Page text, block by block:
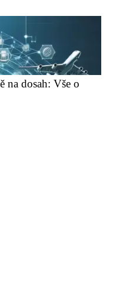
na dosah: Vše o